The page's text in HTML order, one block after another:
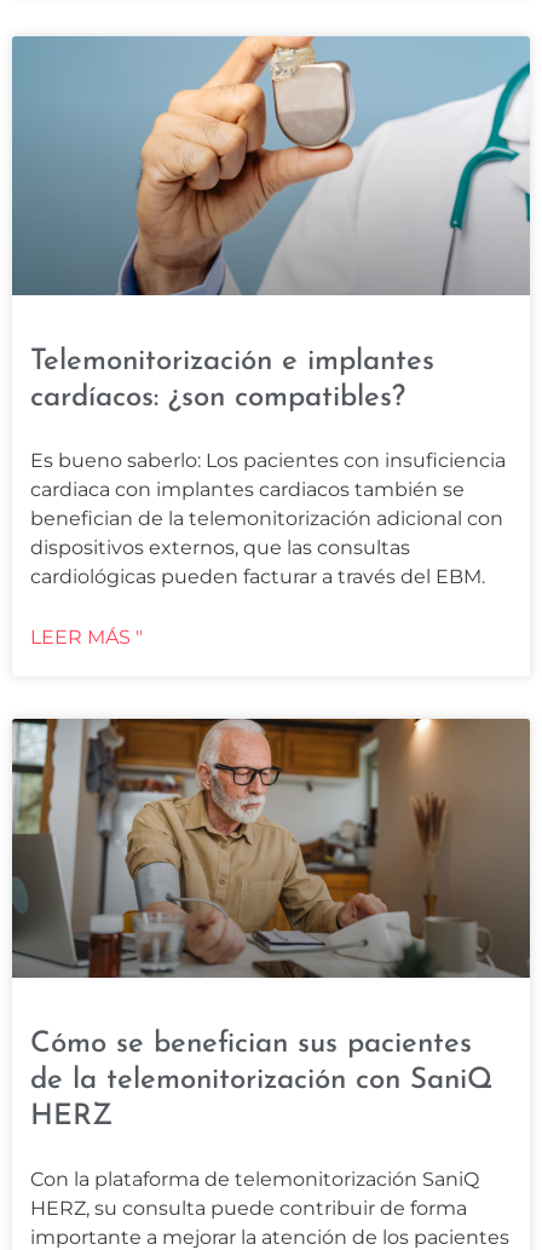
Telemonitorización e implantes
cardíacos: ¿son compatibles?
Es bueno saberlo: Los pacientes con insuficiencia
cardiaca con implantes cardiacos también se
benefician de la telemonitorización adicional con
dispositivos externos, que las consultas
cardiológicas pueden facturar a través del EBM.
LEER MÁS "
Cómo se benefician sus pacientes
de la telemonitorización con SaniQ
HERZ
Con la plataforma de telemonitorización SaniQ
HERZ, su consulta puede contribuir de forma
importante a mejorar la atención de los pacientes